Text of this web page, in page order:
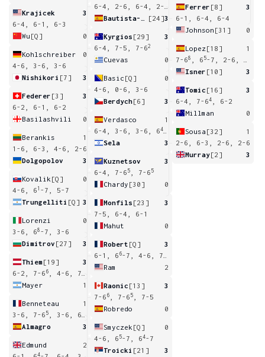
Krajicek
3
6-4, 6-1, 6-3
Wu [Q] 0
Kohlschreiber
0
4-6, 3-6, 3-6
Nishikori [7] 3
Federer [3]
3
6-2, 6-1, 6-2
Basilashvili
0
Berankis
1
1-6, 6-3, 4-6, 2-6
Dolgopolov
3
Kovalik [Q]
0
4-6, 6 1 -7, 5-7
Trungelliti [Q] 3
Lorenzi
0
3-6, 68 -7, 3-6
Dimitrov [27] 3
Thiem[19]
3
6-2, 7-6 6 , 4-6, 7-6
Mayer 1
Benneteau
1
3-6, 7-6 5 , 3-6, 6
Almagro
3
Edmund
2
4
[24]3
Kyrgios [29]
3
6-4, 7-5, 7-62
Cuevas 0
Basic [Q]
0
4-6, 0-6, 3-6
Berdych[6] 3
Verdasco
1
6-4, 3-6, 3-6, 64
Sela
3
Kuznetsov
3
6-4, 7-6 5 , 7-6 5
Chardy [30] 0
Monfils [23]
3
7-5, 6-4, 6-1
Mahut
0
Robert [Q]
3
6-1, 6 6-7, 4-6, 7-5, 7-5
Ram
2
Raonic [13]
3
7-6 6 , 7-6 5
, 7-5
Robredo
0
Smyczek [Q]
0
4-6, 6 5-7, 64-7
Troicki [21] 3
Ferrer [8]
3
6-1, 6-4, 6-4
Johnson [31] 0
Lopez [18]
1
7-68 , 6 5-7, 2-6, 4-6
Isner [10] 3
Tomic [16]
3
6-4, 7-64
, 6-2
Millman
0
Sousa [32]
1
2-6, 6-3, 2-6, 2-6
Murray[2] 3